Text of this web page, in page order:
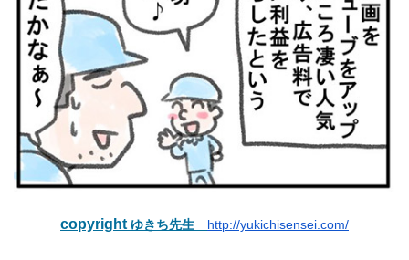
copyright ゆきち先生 http://yukichisensei.com/